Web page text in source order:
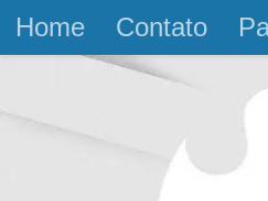
Skip to content
Home Contato